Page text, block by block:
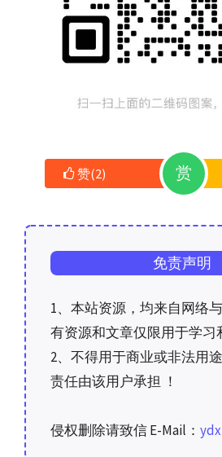
赞(2) 赏
免责声明
1、本站资源，均来自网络
有资源和文章仅限用于学习
2、不得用于商业或非法用
责任由该用户承担 ！
侵权删除请致信 E-Mail：